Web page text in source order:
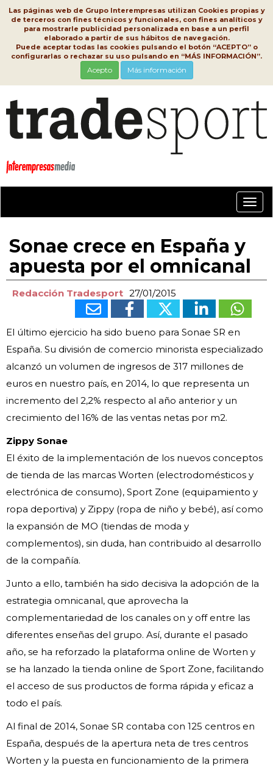
Las páginas web de Grupo Interempresas utilizan Cookies propias y
de terceros con fines técnicos y funcionales, con fines analíticos y
para mostrarle publicidad personalizada en base a un perfil
elaborado a partir de sus hábitos de navegación.
Puede aceptar todas las cookies pulsando el botón “ACEPTO” o
configurarlas o rechazar su uso pulsando en “MÁS INFORMACIÓN”.
Acepto Más información
Sonae crece en España y
apuesta por el omnicanal
Redacción Tradesport 27/01/2015
El último ejercicio ha sido bueno para Sonae SR en
España. Su división de comercio minorista especializado
alcanzó un volumen de ingresos de 317 millones de
euros en nuestro país, en 2014, lo que representa un
incremento del 2,2% respecto al año anterior y un
crecimiento del 16% de las ventas netas por m2.
Zippy Sonae
El éxito de la implementación de los nuevos conceptos
de tienda de las marcas Worten (electrodomésticos y
electrónica de consumo), Sport Zone (equipamiento y
ropa deportiva) y Zippy (ropa de niño y bebé), así como
la expansión de MO (tiendas de moda y
complementos), sin duda, han contribuido al desarrollo
de la compañía.
Junto a ello, también ha sido decisiva la adopción de la
estrategia omnicanal, que aprovecha la
complementariedad de los canales on y off entre las
diferentes enseñas del grupo. Así, durante el pasado
año, se ha reforzado la plataforma online de Worten y
se ha lanzado la tienda online de Sport Zone, facilitando
el acceso de sus productos de forma rápida y eficaz a
todo el país.
Al final de 2014, Sonae SR contaba con 125 centros en
España, después de la apertura neta de tres centros
Worten y la puesta en funcionamiento de la primera